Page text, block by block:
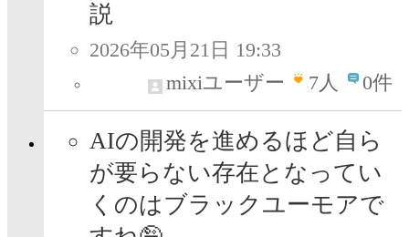
説
2026年05月21日 19:33
mixiユーザー
7人 0件
AIの開発を進めるほど自ら
が要らない存在となってい
くのはブラックユーモアで